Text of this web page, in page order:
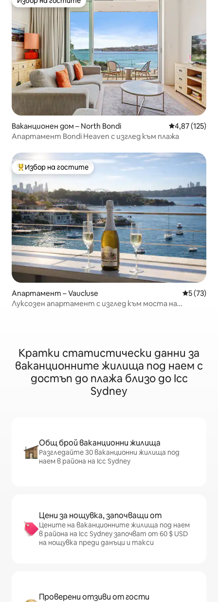
Избор на гостите
Ваканционен дом – North Bondi Средна
4,87 (125)
Апартамент Bondi Heaven с изглед към плажа
Най-популярен избор на гостите
Избор на гостите
Апартамент – Vaucluse Средна
5 (73)
Луксозен апартамент с изглед към моста на
Кратки статистически данни за
ваканционните жилища под наем с
достъп до плажа близо до Icc
Sydney
Общ брой ваканционни жилища
Разгледайте 30 ваканционни жилища под
наем в района на Icc Sydney
Цени за нощувка, започващи от
Цените на ваканционните жилища под наем
в района на Icc Sydney започват от 60 $ USD
на нощувка преди данъци и такси
Проверени отзиви от гости